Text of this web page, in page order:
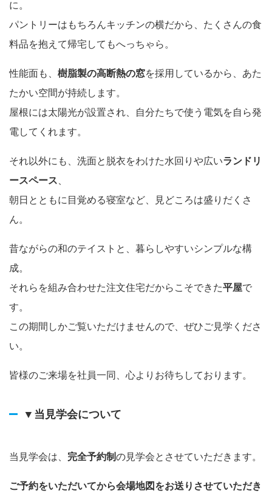
に。
パントリーはもちろんキッチンの横だから、たくさんの食
料品を抱えて帰宅してもへっちゃら。
性能面も、 樹脂製の高断熱の窓を採用しているから、あた
たかい空間が持続します。
屋根には太陽光が設置され、自分たちで使う電気を自ら発
電してくれます。
それ以外にも、洗面と脱衣をわけた水回りや広いランドリ
ースペース
朝日とともに目覚める寝室など、見どころは盛りだくさ
ん。
昔ながらの和のテイストと、暮らしやすいシンプルな構
成。
それらを組み合わせた注文住宅だからこそできた平屋で
す。
この期間しかご覧いただけませんので、ぜひご見学くださ
い。
皆様のご来場を社員一同、心よりお待ちしております。
▼当見学会について
当見学会は、 完全予約制の見学会とさせていただきます。
ご予約をいただいてから会場地図をお送りさせていただき